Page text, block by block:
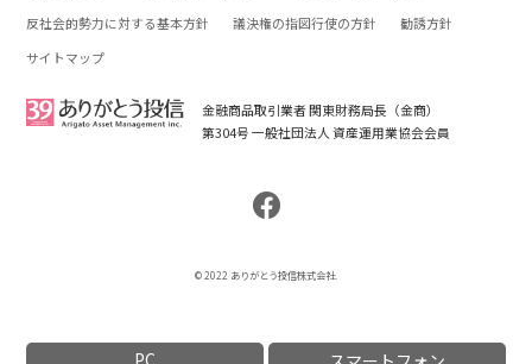
反社会的勢力に対する基本方針
議決権の指図行使の方針
勧誘方針
サイトマップ
金融商品取引業者 関東財務局長（金商）
第304号 一般社団法人 資産運用業協会会員
© 2022 ありがとう投信株式会社.
PC